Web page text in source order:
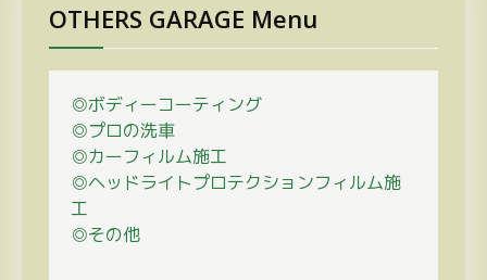
OTHERS GARAGE Menu
◎ボディーコーティング
◎プロの洗車
◎カーフィルム施工
◎ヘッドライトプロテクションフィルム施
工
◎その他